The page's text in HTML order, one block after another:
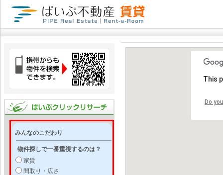
みんなのこだわり
物件探しで一番重視するのは？
家賃
間取り・広さ
This
Do